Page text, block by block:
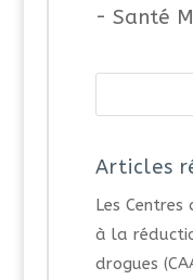
- Santé
Articles
Les
à la
drogues